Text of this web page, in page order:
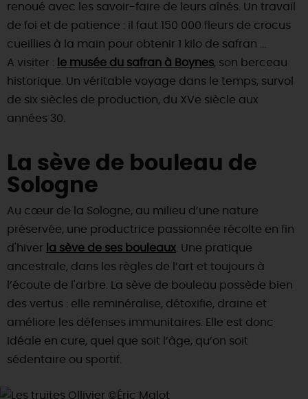
renoué avec les savoir-faire de leurs aînés. Un travail
de foi et de patience : il faut 150 000 fleurs de crocus
cueillies à la main pour obtenir 1 kilo de safran …
A visiter :
le musée du safran à Boynes, son berceau
historique. Un véritable voyage dans le temps, survol
de six siècles de production, du XVe siècle aux
années 30.
La sève de bouleau de
Sologne
Au cœur de la Sologne, au milieu d’une nature
préservée, une productrice passionnée récolte en fin
d'hiver la sève de ses bouleaux . Une pratique
ancestrale, dans les règles de l’art et toujours à
l’écoute de l'arbre. La sève de bouleau possède bien
des vertus : elle reminéralise, détoxifie, draine et
améliore les défenses immunitaires. Elle est donc
idéale en cure, quel que soit l’âge, qu’on soit
sédentaire ou sportif.